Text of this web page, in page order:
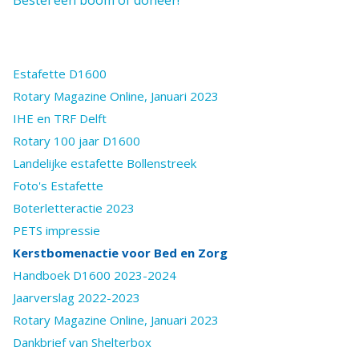
Estafette D1600
Rotary Magazine Online, Januari 2023
IHE en TRF Delft
Rotary 100 jaar D1600
Landelijke estafette Bollenstreek
Foto's Estafette
Boterletteractie 2023
PETS impressie
Kerstbomenactie voor Bed en Zorg
Handboek D1600 2023-2024
Jaarverslag 2022-2023
Rotary Magazine Online, Januari 2023
Dankbrief van Shelterbox